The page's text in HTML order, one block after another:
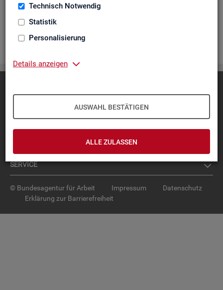
Technisch Notwendig
Statistik
Personalisierung
Details anzeigen
AUSWAHL BESTÄTIGEN
ALLE ZULASSEN
über Be­stand, Ar­beits­ort, Wohn­ort, Ge­schlecht, Äl­te­re, Aus­
Be­trie­be / Be­triebs­grö­ße, Pend­ler und wei­te­re Merk­ma­le.
SER­VICE
© Bundesagentur für Arbeit Impressum
Datenschutz
Erklärung zur Barrierefreiheit